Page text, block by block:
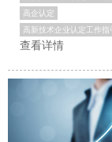
高企认定
高新技术企业认定工作指
查看详情